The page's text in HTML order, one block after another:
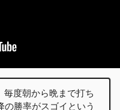
度朝から晩まで打ち
勝率がスゴイという